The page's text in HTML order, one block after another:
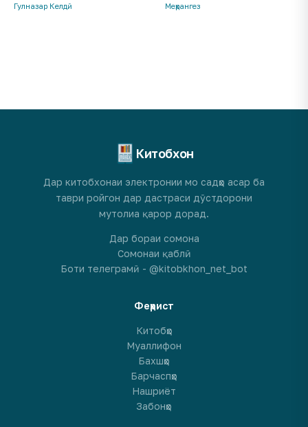
Гулназар Келдӣ Меҳрангез
Китобхон
Дар китобхонаи электронии мо садҳо асар ба
таври ройгон дар дастраси дӯстдорони
мутолиа қарор дорад.
Дар бораи сомона
Сомонаи қаблӣ
Боти телеграмӣ - @kitobkhon_net_bot
Феҳрист
Китобҳо
Муаллифон
Бахшҳо
Барчаспҳо
Нашриёт
Забонҳо